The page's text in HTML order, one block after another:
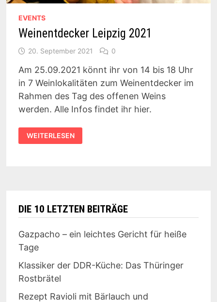
EVENTS
Weinentdecker Leipzig 2021
20. September 2021 0
Am 25.09.2021 könnt ihr von 14 bis 18 Uhr
in 7 Weinlokalitäten zum Weinentdecker im
Rahmen des Tag des offenen Weins
werden. Alle Infos findet ihr hier.
WEINENTDECKER
LEIPZIG
2021
WEITERLESEN
DIE 10 LETZTEN BEITRÄGE
Gazpacho – ein leichtes Gericht für heiße
Tage
Klassiker der DDR-Küche: Das Thüringer
Rostbrätel
Rezept Ravioli mit Bärlauch und